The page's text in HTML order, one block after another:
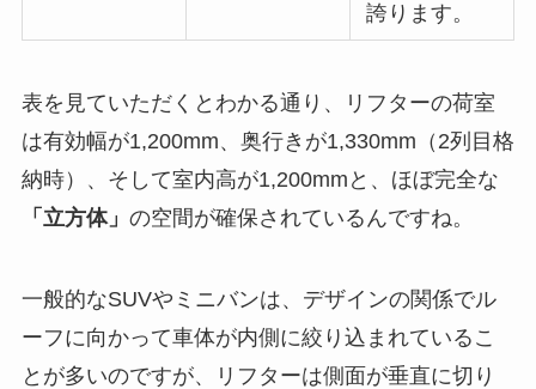
誇ります。
表を見ていただくとわかる通り、リフターの荷室
は有効幅が1,200mm、奥行きが1,330mm（2列目格
納時）、そして室内高が1,200mmと、ほぼ完全な
「立方体」 の空間が確保されているんですね。
一般的なSUVやミニバンは、デザインの関係でル
ーフに向かって車体が内側に絞り込まれているこ
とが多いのですが、リフターは側面が垂直に切り